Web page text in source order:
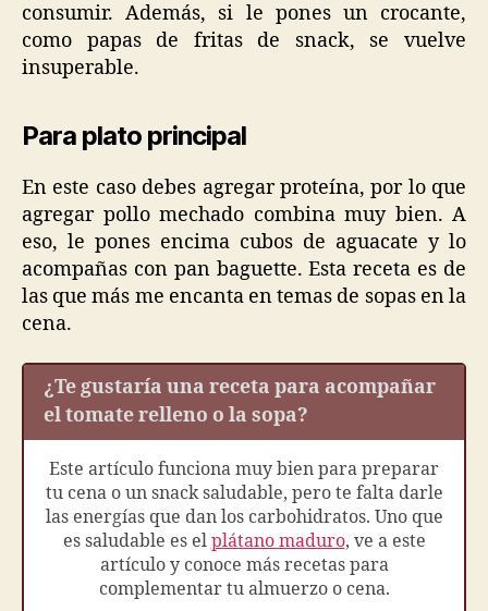
consumir. Además, si le pones un crocante,
como papas de fritas de snack, se vuelve
insuperable.
Para plato principal
En este caso debes agregar proteína, por lo que
agregar pollo mechado combina muy bien. A
eso, le pones encima cubos de aguacate y lo
acompañas con pan baguette. Esta receta es de
las que más me encanta en temas de sopas en la
cena.
¿Te gustaría una receta para acompañar
el tomate relleno o la sopa?
Este artículo funciona muy bien para preparar
tu cena o un snack saludable, pero te falta darle
las energías que dan los carbohidratos. Uno que
es saludable es el plátano maduro, ve a este
artículo y conoce más recetas para
complementar tu almuerzo o cena.